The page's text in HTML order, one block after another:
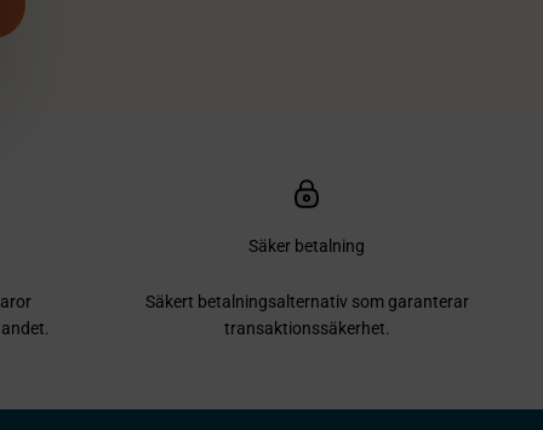
Säker betalning
Säkert betalningsalternativ som garanterar
transaktionssäkerhet.